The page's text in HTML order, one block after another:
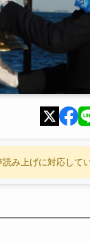
み上げに対応して